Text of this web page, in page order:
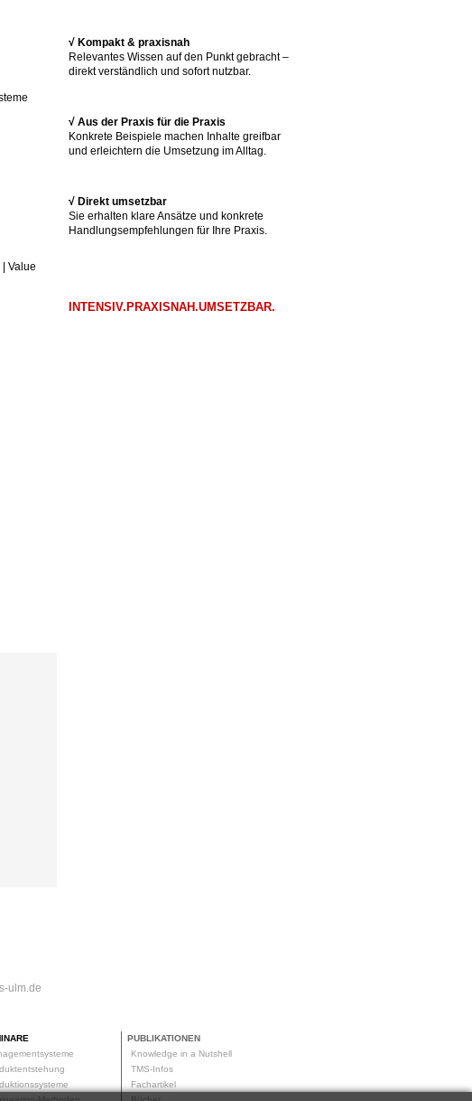
Value
√ Kompakt & praxisnah
Relevantes Wissen auf den Punkt gebracht –
direkt verständlich und sofort nutzbar.
√ Aus der Praxis für die Praxis
Konkrete Beispiele machen Inhalte greifbar
und erleichtern die Umsetzung im Alltag.
√ Direkt umsetzbar
Sie erhalten klare Ansätze und konkrete
Handlungsempfehlungen für Ihre Praxis.
INTENSIV.PRAXISNAH.UMSETZBAR.
ulm.de
PUBLIKATIONEN
Knowledge in a Nutshell
TMS-Infos
Fachartikel